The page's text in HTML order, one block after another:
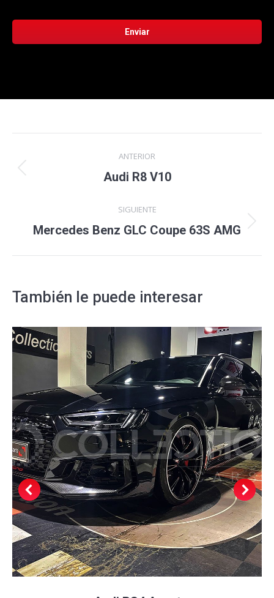
entre
ANTERIOR
Proyecto
Audi R8 V10
SIGUIENTE
Proyecto
Mercedes Benz GLC Coupe 63S AMG
También le puede interesar